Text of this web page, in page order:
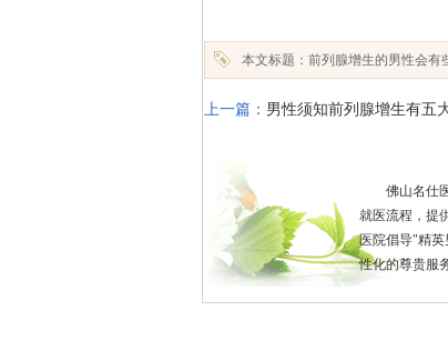
本文标题：前列腺增生的男性会有
上一篇： 男性须知前列腺增生有五
佛山名仕
就医流程，提
医院倡导"精英
性化的尊贵服